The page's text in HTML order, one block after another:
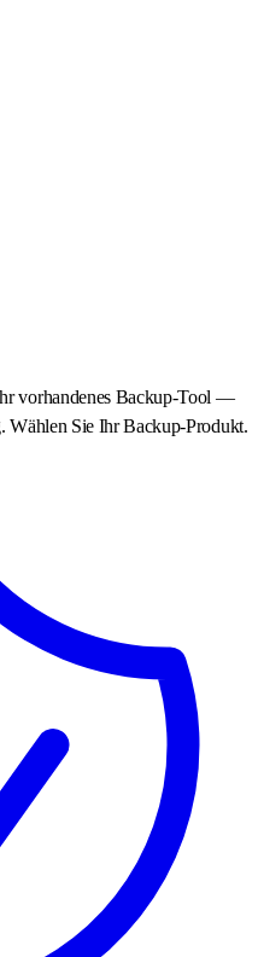
vorhandenes Backup-Tool —
Wählen Sie Ihr Backup-Produkt.